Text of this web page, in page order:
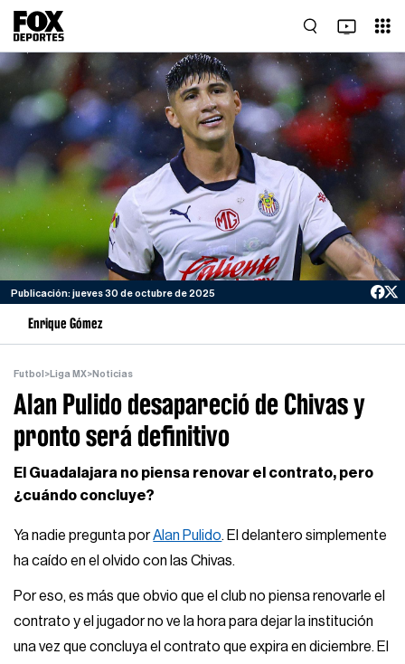
Publicación: jueves 30 de octubre de 2025
Enrique Gómez
Futbol >Liga MX>Noticias
Alan Pulido desapareció de Chivas y
pronto será definitivo
El Guadalajara no piensa renovar el contrato, pero
¿cuándo concluye?
Ya nadie pregunta porAlan Pulido. El delantero simplemente
ha caído en el olvido con las Chivas.
Por eso, es más que obvio que el club no piensa renovarle el
contrato y el jugador no ve la hora para dejar la institución
una vez que concluya el contrato que expira en diciembre. El